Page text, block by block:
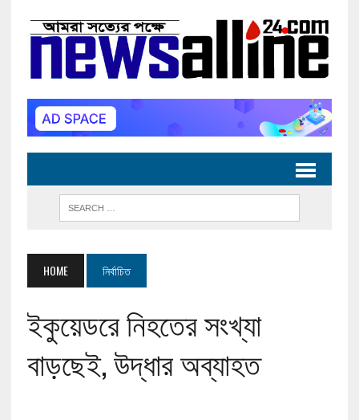
HOME নির্বাচিত
ইকুয়েডরে নিহতের সংখ্যা
বাড়ছেই, উদ্ধার অব্যাহত